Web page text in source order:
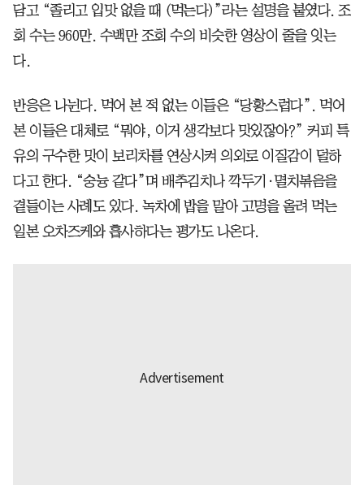
담고 “졸리고 입맛 없을 때 (먹는다)”라는 설명을 붙였다. 조
회 수는 960만. 수백만 조회 수의 비슷한 영상이 줄을 잇는
다.
반응은 나뉜다. 먹어 본 적 없는 이들은 “당황스럽다”. 먹어
본 이들은 대체로 “뭐야, 이거 생각보다 맛있잖아?” 커피 특
유의 구수한 맛이 보리차를 연상시켜 의외로 이질감이 덜하
다고 한다. “숭늉 같다”며 배추김치나 깍두기·멸치볶음을
곁들이는 사례도 있다. 녹차에 밥을 말아 고명을 올려 먹는
일본 오차즈케와 흡사하다는 평가도 나온다.